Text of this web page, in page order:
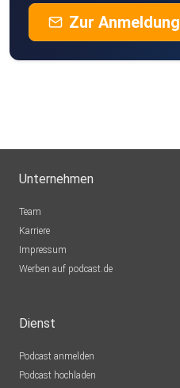
Zur Anmeldung
Unternehmen
Team
Karriere
Impressum
Werben auf podcast.de
Dienst
Podcast anmelden
Podcast hochladen